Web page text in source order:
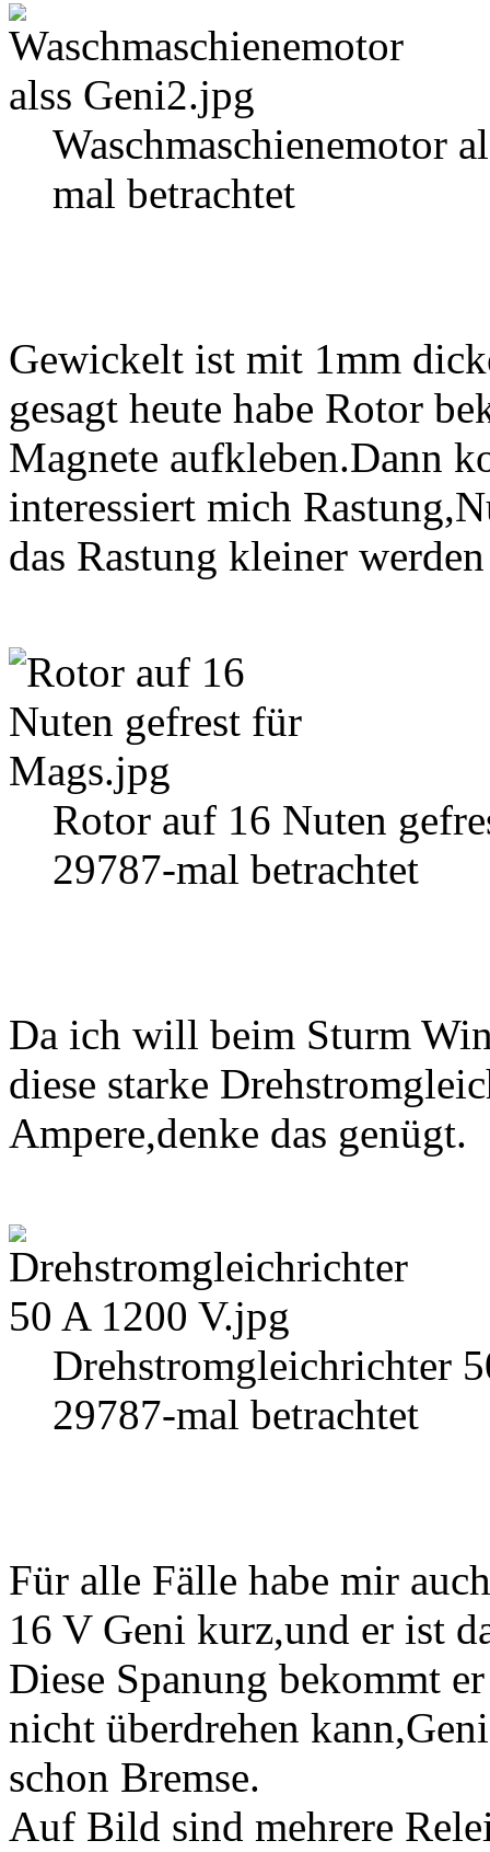
Waschmaschienemotor
mal betrachtet
Gewickelt ist mit 1mm
gesagt heute habe Rotor
Magnete aufkleben.Dann
interessiert mich
das Rastung kleiner
Rotor auf 16 Nuten
29787-mal betrachtet
Da ich will beim Sturm
diese starke
Ampere,denke das genügt.
Drehstromgleichrichter
29787-mal betrachtet
Für alle Fälle habe mir
16 V Geni kurz,und er ist
Diese Spanung bekommt
nicht überdrehen
schon Bremse.
Auf Bild sind mehrere